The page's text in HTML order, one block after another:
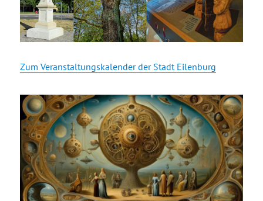
Zum Veranstaltungskalender der Stadt Eilenburg